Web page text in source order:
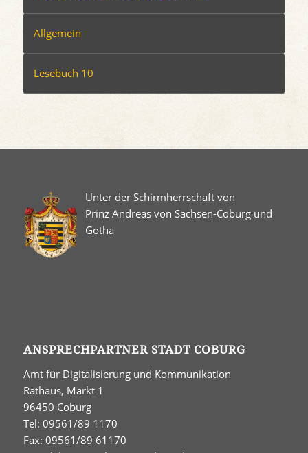
Allgemein
Lesebuch 10
Unter der Schirmherrschaft von
Prinz Andreas von Sachsen-Coburg und
Gotha
ANSPRECHPARTNER STADT COBURG
Amt für Digitalisierung und Kommunikation
Rathaus, Markt 1
96450 Coburg
Tel: 09561/89 1170
Fax: 09561/89 61170